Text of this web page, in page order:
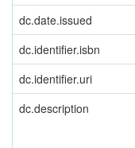
dc.date.issued
dc.identifier.isbn
dc.identifier.uri
dc.description